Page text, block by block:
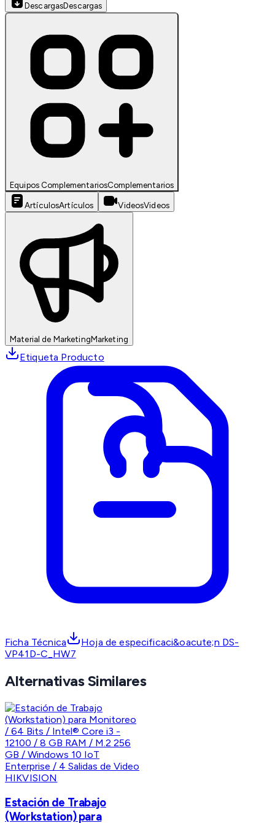
DescargasDescargas
Equipos ComplementariosComplementarios
ArtículosArtículos VideosVideos
Material de MarketingMarketing
Etiqueta Producto
Ficha Técnica
Hoja de especificaci&oacute;n DS-
VP41D-C_HW7
Alternativas Similares
HIKVISION
Estación de Trabajo
(Workstation) para